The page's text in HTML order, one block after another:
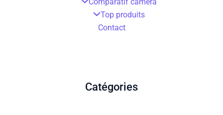
Comparatif caméra
Top produits
Contact
Catégories